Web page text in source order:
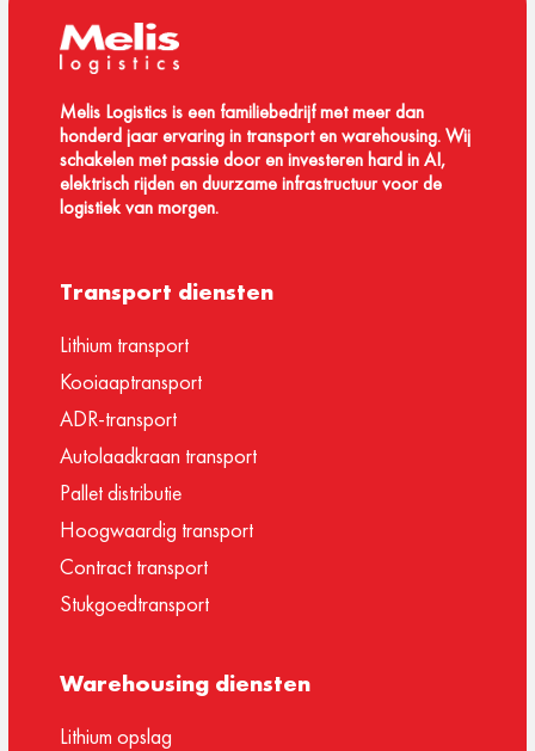
Melis Logistics is een familiebedrijf met meer dan
honderd jaar ervaring in transport en warehousing. Wij
schakelen met passie door en investeren hard in AI,
elektrisch rijden en duurzame infrastructuur voor de
logistiek van morgen.
Transport diensten
Lithium transport
Kooiaaptransport
ADR-transport
Autolaadkraan transport
Pallet distributie
Hoogwaardig transport
Contract transport
Stukgoedtransport
Warehousing diensten
Lithium opslag